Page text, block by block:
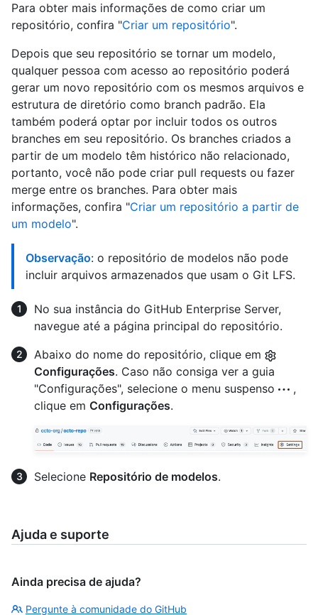
Para obter mais informações de como criar um
repositório, confira "Criar um repositório".
Depois que seu repositório se tornar um modelo,
qualquer pessoa com acesso ao repositório poderá
gerar um novo repositório com os mesmos arquivos e
estrutura de diretório como branch padrão. Ela
também poderá optar por incluir todos os outros
branches em seu repositório. Os branches criados a
partir de um modelo têm histórico não relacionado,
portanto, você não pode criar pull requests ou fazer
merge entre os branches. Para obter mais
informações, confira "Criar um repositório a partir de
um modelo".
Observação: o repositório de modelos não pode
incluir arquivos armazenados que usam o Git LFS.
No sua instância do GitHub Enterprise Server,
navegue até a página principal do repositório.
Abaixo do nome do repositório, clique em
Configurações. Caso não consiga ver a guia
"Configurações", selecione o menu suspenso
,
clique em Configurações.
Selecione Repositório de modelos.
Ajuda e suporte
Ainda precisa de ajuda?
Pergunte à comunidade do GitHub